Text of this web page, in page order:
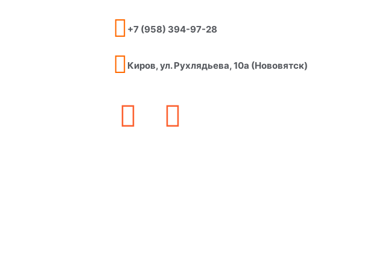
+7 (958) 394-97-28
Киров, ул. Рухлядьева, 10а (Нововятск)